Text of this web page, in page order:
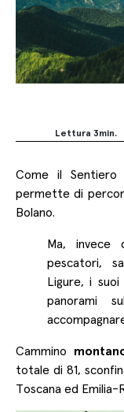
Lettura 3min.
Come il Sentiero
permette di
Bolano.
Ma, invece
pescatori,
Ligure, i
panorami
Cammino
totale di 81,
Toscana ed Emilia-